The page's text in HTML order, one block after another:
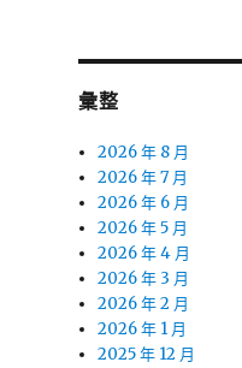
彙整
2026 年 8 月
2026 年 7 月
2026 年 6 月
2026 年 5 月
2026 年 4 月
2026 年 3 月
2026 年 2 月
2026 年 1 月
2025 年 12 月